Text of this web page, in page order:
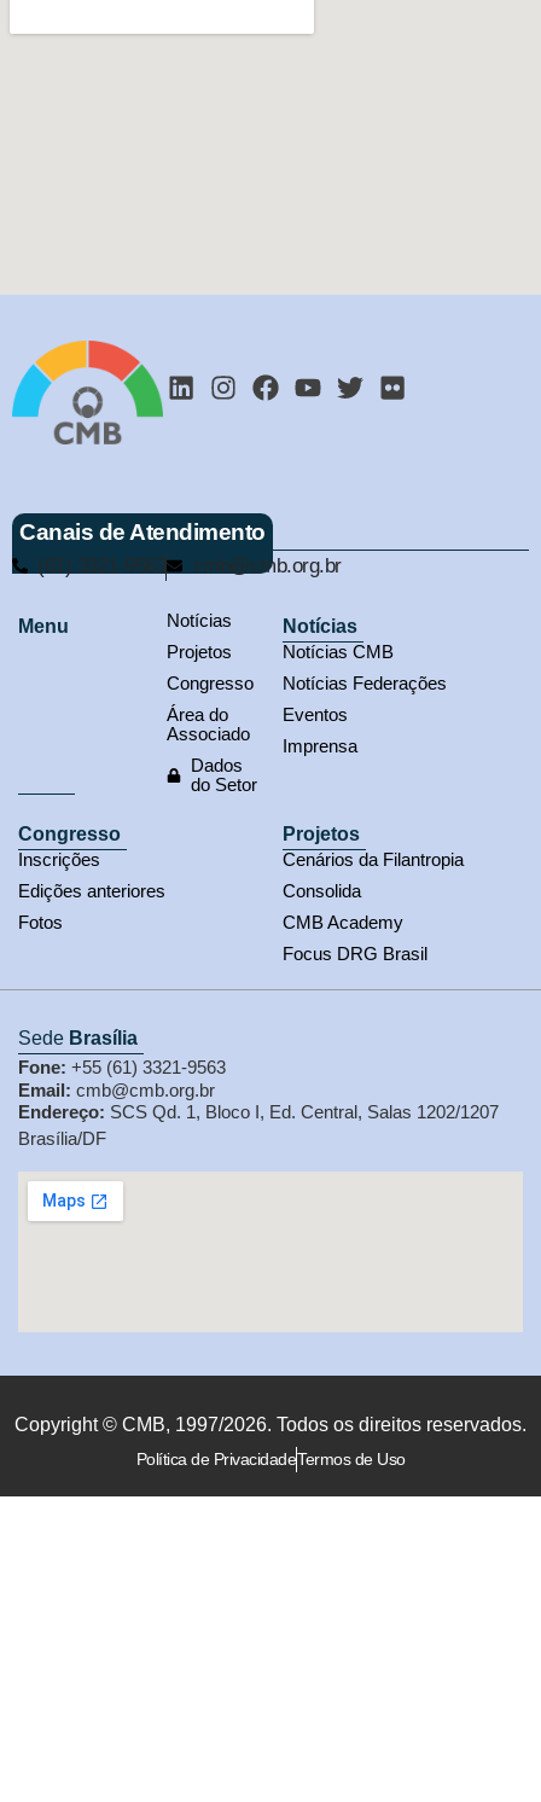
Canais de Atendimento
(61) 3321-9563 cmb@cmb.org.br
Menu
Notícias
Projetos
Congresso
Área do
Associado
Dados
do Setor
Notícias
Notícias CMB
Notícias Federações
Eventos
Imprensa
Congresso
Inscrições
Edições anteriores
Fotos
Projetos
Cenários da Filantropia
Consolida
CMB Academy
Focus DRG Brasil
Sede Brasília
Fone: +55 (61) 3321-9563
Email: cmb@cmb.org.br
Endereço: SCS Qd. 1, Bloco I, Ed. Central, Salas 1202/1207
Brasília/DF
Copyright © CMB, 1997/2026. Todos os direitos reservados.
Política de PrivacidadeTermos de Uso